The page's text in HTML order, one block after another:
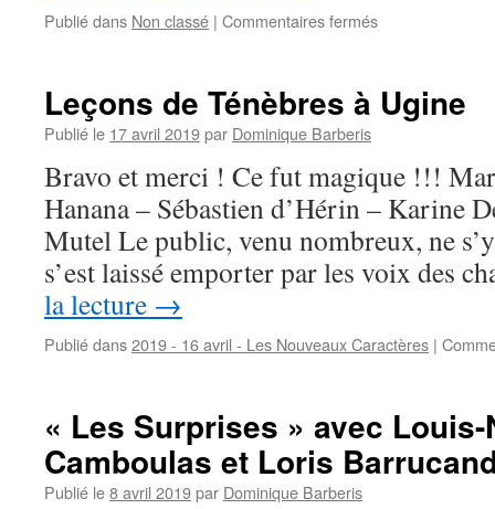
Publié dans Non classé | Commentaires ferméssur
Paris
nouvelles
des
orgues
Leçons de Ténèbres à Ugine
Publié le 17 avril 2019par Dominique Barberis
Bravo et merci ! Ce fut magique !!!
Hanana – Sébastien d’Hérin – Karine
Mutel Le public, venu nombreux, ne
s’est laissé emporter par les voix des
la lecture →
Publié dans2019 - 16 avril - Les Nouveaux Caractères |
« Les Surprises » avec
Camboulas et Loris
Publié le8 avril 2019par Dominique Barberis